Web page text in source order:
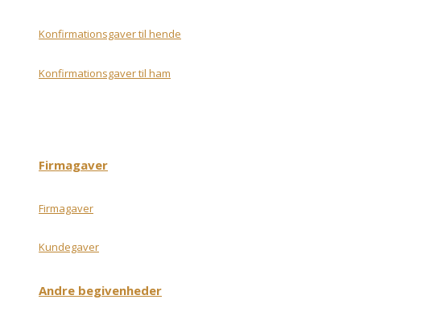
Konfirmationsgaver til hende
Konfirmationsgaver til ham
Firmagaver
Firmagaver
Kundegaver
Andre begivenheder